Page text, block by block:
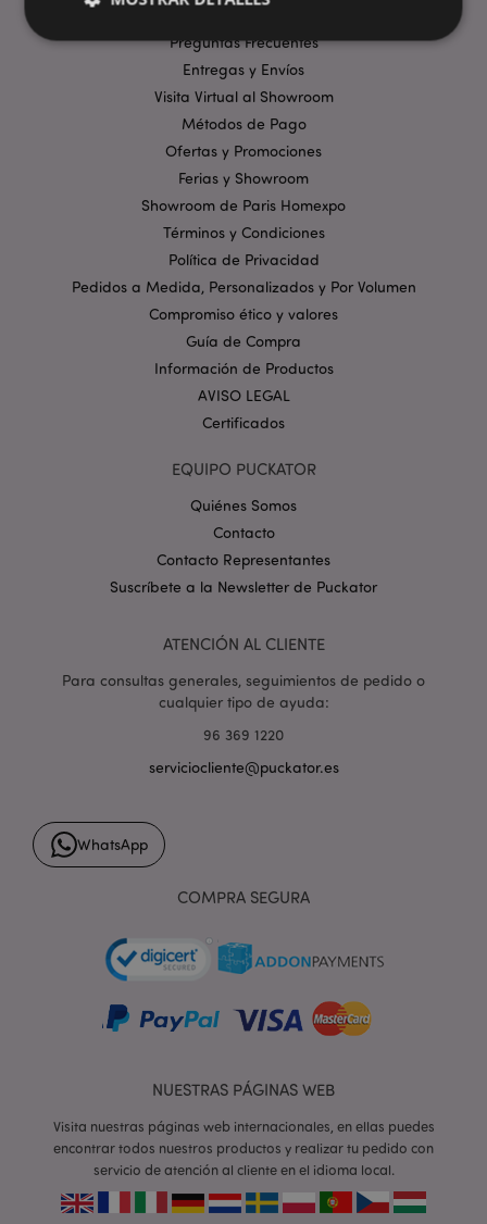
ENLACES ÚTILES
Preguntas Frecuentes
Entregas y Envíos
Visita Virtual al Showroom
Métodos de Pago
Ofertas y Promociones
Ferias y Showroom
Showroom de Paris Homexpo
Términos y Condiciones
Política de Privacidad
Pedidos a Medida, Personalizados y Por Volumen
Compromiso ético y valores
Guía de Compra
Información de Productos
AVISO LEGAL
Certificados
EQUIPO PUCKATOR
Quiénes Somos
Contacto
Contacto Representantes
Suscríbete a la Newsletter de Puckator
ATENCIÓN AL CLIENTE
Para consultas generales, seguimientos de pedido o
cualquier tipo de ayuda:
96 369 1220
serviciocliente@puckator.es
WhatsApp
COMPRA SEGURA
NUESTRAS PÁGINAS WEB
Visita nuestras páginas web internacionales, en ellas puedes
encontrar todos nuestros productos y realizar tu pedido con
servicio de atención al cliente en el idioma local.
Estrictamente necesarias
Orientación
Funcionalidad
Las cookies estrictamente necesarias permiten la
funcionalidad básica del sitio web, como el inicio de
sesión del usuario y la gestión de la cuenta. El sitio
web no puede funcionar correctamente sin las
cookies estrictamente necesarias.
_GRECAPTCHA
.google.com
invalidation
www.puckator.es
form_key
.www.puckator.es
Política de privacidad de